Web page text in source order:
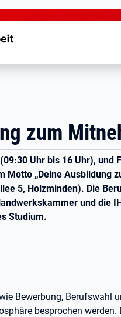
zum
Uhr bis 16 Uhr), und
Motto „Deine Ausbildung
5, Holzminden). Die
und die
Studium.
Bewerbung, Berufswahl
besprochen